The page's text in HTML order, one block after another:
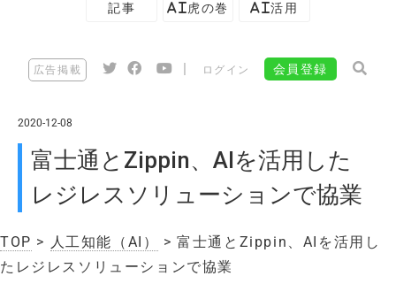
記事 AI虎の巻 AI活用
広告掲載 ログイン 会員登録
2020-12-08
富士通とZippin、AIを活用した
レジレスソリューションで協業
TOP > 人工知能（AI）
> 富士通とZippin、AIを活用し
たレジレスソリューションで協業